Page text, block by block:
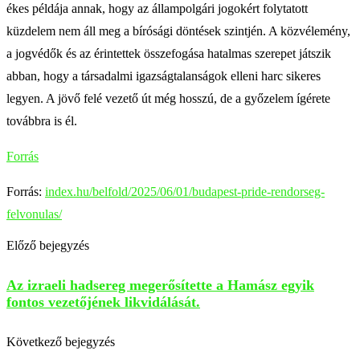
ékes példája annak, hogy az állampolgári jogokért folytatott
küzdelem nem áll meg a bírósági döntések szintjén. A közvélemény,
a jogvédők és az érintettek összefogása hatalmas szerepet játszik
abban, hogy a társadalmi igazságtalanságok elleni harc sikeres
legyen. A jövő felé vezető út még hosszú, de a győzelem ígérete
továbbra is él.
Forrás
Forrás: index.hu/belfold/2025/06/01/budapest-pride-rendorseg-
felvonulas/
Előző bejegyzés
Az izraeli hadsereg megerősítette a Hamász egyik
fontos vezetőjének likvidálását.
Következő bejegyzés